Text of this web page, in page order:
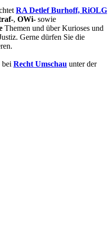
RA Detlef Burhoff, RiOLG
, OWi- sowie
Themen und über Kurioses und
Gerne dürfen Sie die
Recht Umschau unter der